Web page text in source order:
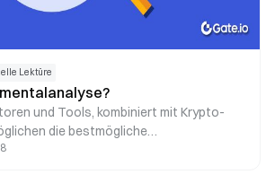
Lektüre
und Tools, kombiniert mit Krypto-
die bestmögliche
als Grundlage für Ihre